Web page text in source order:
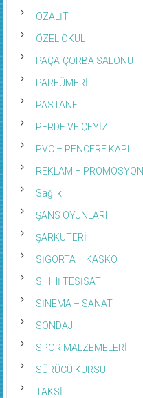
OZALİT
ÖZEL OKUL
PAÇA-ÇORBA SALONU
PARFÜMERİ
PASTANE
PERDE VE ÇEYİZ
PVC – PENCERE KAPI
REKLAM – PROMOSYON
Sağlık
ŞANS OYUNLARI
ŞARKÜTERİ
SİGORTA – KASKO
SIHHİ TESİSAT
SİNEMA – SANAT
SONDAJ
SPOR MALZEMELERİ
SÜRÜCÜ KURSU
TAKSİ